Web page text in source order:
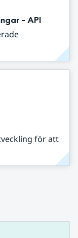
- API
för att